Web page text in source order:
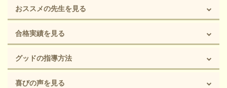
おススメの先生を見る
合格実績を見る
グッドの指導方法
喜びの声を見る